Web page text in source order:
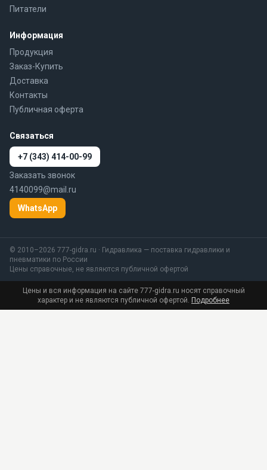
Питатели
Информация
Продукция
Заказ-Купить
Доставка
Контакты
Публичная оферта
Связаться
+7 (343) 414-00-99
Заказать звонок
4140099@mail.ru
WhatsApp
© 2010–2026 777-gidra.ru · Гидравлика — поставка гидравлики и
пневматики по России
Цены справочные, не являются публичной офертой
Цены и вся информация на сайте 777-gidra.ru носят справочный
характер и не являются публичной офертой. Подробнее